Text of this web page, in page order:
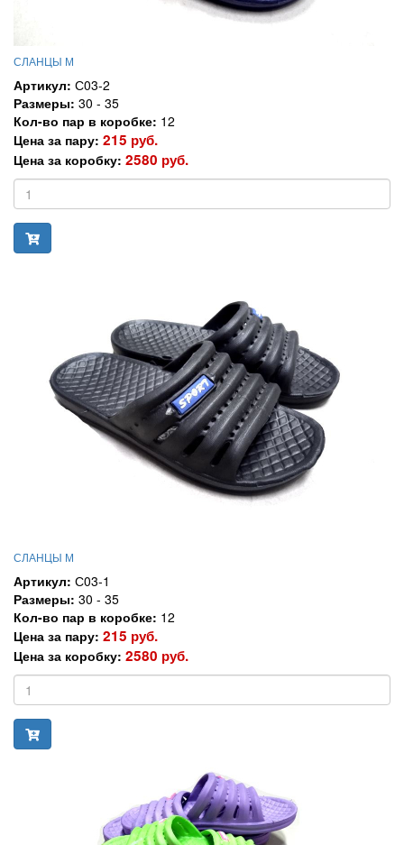
СЛАНЦЫ М
Артикул: С03-2
Размеры: 30 - 35
Кол-во пар в коробке: 12
Цена за пару: 215 руб.
Цена за коробку: 2580 руб.
СЛАНЦЫ М
Артикул: С03-1
Размеры: 30 - 35
Кол-во пар в коробке: 12
Цена за пару: 215 руб.
Цена за коробку: 2580 руб.